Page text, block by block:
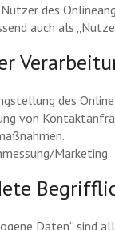
Nutzer des
auch als
des
von
Marketing
Daten“